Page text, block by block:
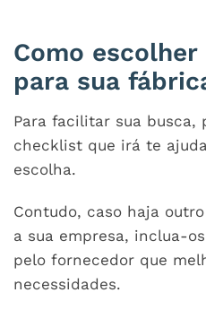
Como escolher
para sua
Para facilitar sua busca,
checklist que irá te
escolha.
Contudo, caso haja
a sua empresa, inclua-
pelo fornecedor que
necessidades.